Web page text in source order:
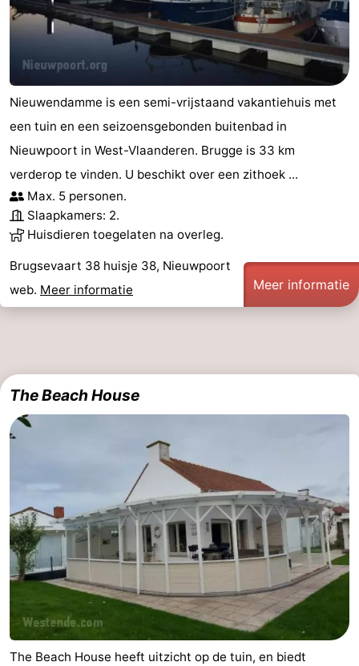
Nieuwendamme is een semi-vrijstaand vakantiehuis met
een tuin en een seizoensgebonden buitenbad in
Nieuwpoort in West-Vlaanderen. Brugge is 33 km
verderop te vinden. U beschikt over een zithoek ...
Max. 5 personen.
Slaapkamers: 2.
Huisdieren toegelaten na overleg.
Brugsevaart 38 huisje 38, Nieuwpoort
web. Meer informatie Meer informatie
The Beach House
The Beach House heeft uitzicht op de tuin, en biedt